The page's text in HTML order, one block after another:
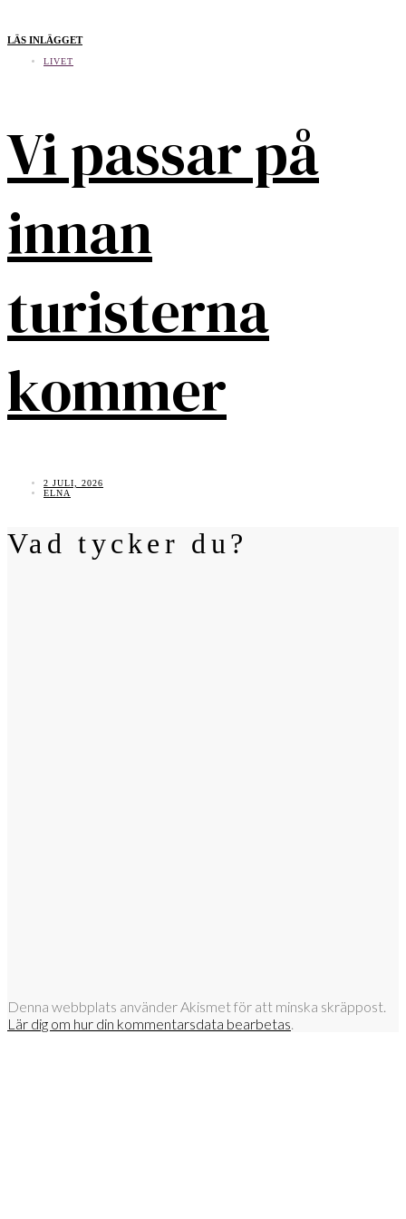
LÄS INLÄGGET
LIVET
Vi passar på
innan
turisterna
kommer
2 JULI, 2026
ELNA
Vad tycker du?
Denna webbplats använder Akismet för att minska skräppost.
Lär dig om hur din kommentarsdata bearbetas.